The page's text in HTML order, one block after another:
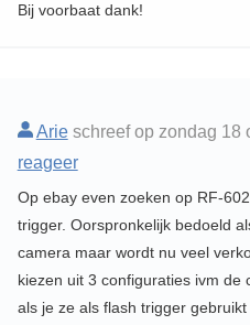
Bij voorbaat dank!
Arieschreef op zondag 18
reageer
Op ebay even zoeken op RF-
trigger. Oorspronkelijk bedoeld
camera maar wordt nu veel
kiezen uit 3 configuraties ivm de
als je ze als flash trigger